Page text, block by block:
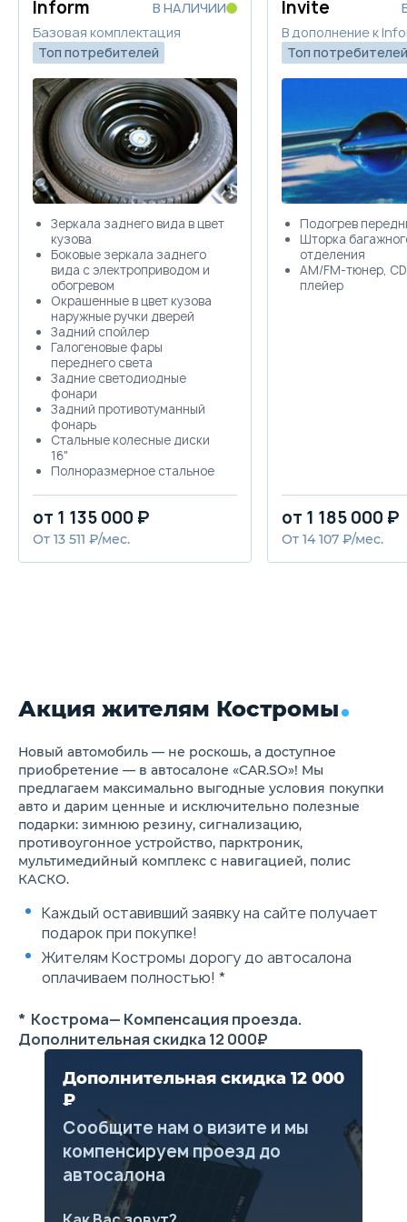
Inform
В НАЛИЧИИ
Базовая комплектация
Топ потребителей
Зеркала заднего вида в цвет
кузова
Боковые зеркала заднего
вида с электроприводом и
обогревом
Окрашенные в цвет кузова
наружные ручки дверей
Задний спойлер
Галогеновые фары
переднего света
Задние светодиодные
фонари
Задний противотуманный
фонарь
Стальные колесные диски
16"
Полноразмерное стальное
черного цвета
Бортовой компьютер
Передние
электростеклоподъемники
лючком топливного бака
Лампа освещения салона
пассажира
Лампа освещения салона
для задних пассажиров
Пепельница
Прикуриватель
Розетка электропитания 12B
Солнцезащитные козырьки
водителя и переднего
пассажира с зеркалами
Хромированные внутренние
ручки дверей
Воздуховоды подвода
теплого воздуха к ногам
задних пассажиров
Воздушный фильтр салона
Карманы в дверях водителя и
подстаканника на передней
консоли
Кондиционер
ноги водителя
Безопасный кузов RISE
(Reinforced Impact Safety
Evolution)
Автоматическая система
разблокировки дверей при
Боковые брусья
безопасности в дверях
ABS — Антиблокировочная
от 1 135 000 ₽
От 13 511 ₽/мес.
Invite
В дополнение к
Топ потребителей
Подогрев
Шторка
отделения
AM/FM-тюнер,
плейер
от 1 185 000 ₽
От 14 107 ₽/мес.
Дополнительная скидка 12 000
₽
Сообщите нам о визите и мы
компенсируем проезд до
автосалона
Акция жителям Костромы
Новый автомобиль — не роскошь, а доступное
приобретение — в автосалоне «CAR.SO»! Мы
предлагаем максимально выгодные условия покупки
авто и дарим ценные и исключительно полезные
подарки: зимнюю резину, сигнализацию,
противоугонное устройство, парктроник,
мультимедийный комплекс с навигацией, полис
КАСКО.
Каждый оставивший заявку на сайте получает
подарок при покупке!
Жителям Костромы дорогу до автосалона
оплачиваем полностью! *
* Кострома— Компенсация проезда.
Дополнительная скидка 12 000₽